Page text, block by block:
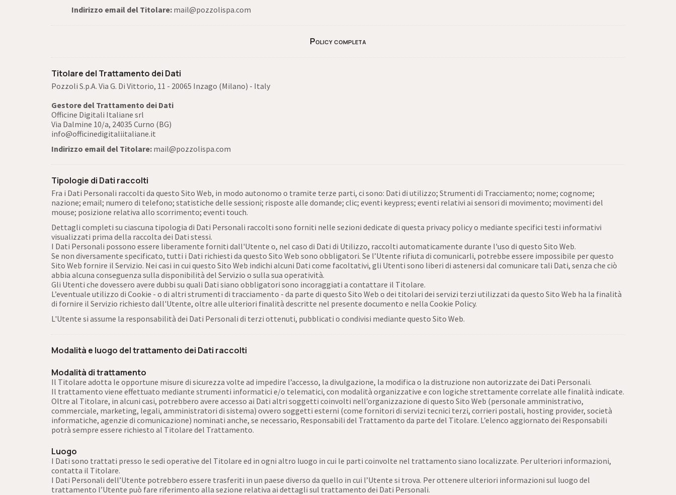
Indirizzo email del Titolare: mail@pozzolispa.com
Policy completa
Titolare del Trattamento dei Dati
Pozzoli S.p.A. Via G. Di Vittorio, 11 - 20065 Inzago (Milano) - Italy
Gestore del Trattamento dei Dati
Officine Digitali Italiane srl
Via Dalmine 10/a, 24035 Curno (BG)
info@officinedigitaliitaliane.it
Indirizzo email del Titolare: mail@pozzolispa.com
Tipologie di Dati raccolti
Fra i Dati Personali raccolti da questo Sito Web, in modo autonomo o tramite terze parti, ci sono: Dati di utilizzo; Strumenti di Tracciamento; nome; cognome;
nazione; email; numero di telefono; statistiche delle sessioni; risposte alle domande; clic; eventi keypress; eventi relativi ai sensori di movimento; movimenti del
mouse; posizione relativa allo scorrimento; eventi touch.
Dettagli completi su ciascuna tipologia di Dati Personali raccolti sono forniti nelle sezioni dedicate di questa privacy policy o mediante specifici testi informativi
visualizzati prima della raccolta dei Dati stessi.
I Dati Personali possono essere liberamente forniti dall'Utente o, nel caso di Dati di Utilizzo, raccolti automaticamente durante l'uso di questo Sito Web.
Se non diversamente specificato, tutti i Dati richiesti da questo Sito Web sono obbligatori. Se l’Utente rifiuta di comunicarli, potrebbe essere impossibile per questo
Sito Web fornire il Servizio. Nei casi in cui questo Sito Web indichi alcuni Dati come facoltativi, gli Utenti sono liberi di astenersi dal comunicare tali Dati, senza che ciò
abbia alcuna conseguenza sulla disponibilità del Servizio o sulla sua operatività.
Gli Utenti che dovessero avere dubbi su quali Dati siano obbligatori sono incoraggiati a contattare il Titolare.
L’eventuale utilizzo di Cookie - o di altri strumenti di tracciamento - da parte di questo Sito Web o dei titolari dei servizi terzi utilizzati da questo Sito Web ha la finalità
di fornire il Servizio richiesto dall'Utente, oltre alle ulteriori finalità descritte nel presente documento e nella Cookie Policy.
L'Utente si assume la responsabilità dei Dati Personali di terzi ottenuti, pubblicati o condivisi mediante questo Sito Web.
Modalità e luogo del trattamento dei Dati raccolti
Modalità di trattamento
Il Titolare adotta le opportune misure di sicurezza volte ad impedire l’accesso, la divulgazione, la modifica o la distruzione non autorizzate dei Dati Personali.
Il trattamento viene effettuato mediante strumenti informatici e/o telematici, con modalità organizzative e con logiche strettamente correlate alle finalità indicate.
Oltre al Titolare, in alcuni casi, potrebbero avere accesso ai Dati altri soggetti coinvolti nell’organizzazione di questo Sito Web (personale amministrativo,
commerciale, marketing, legali, amministratori di sistema) ovvero soggetti esterni (come fornitori di servizi tecnici terzi, corrieri postali, hosting provider, società
informatiche, agenzie di comunicazione) nominati anche, se necessario, Responsabili del Trattamento da parte del Titolare. L’elenco aggiornato dei Responsabili
potrà sempre essere richiesto al Titolare del Trattamento.
Luogo
I Dati sono trattati presso le sedi operative del Titolare ed in ogni altro luogo in cui le parti coinvolte nel trattamento siano localizzate. Per ulteriori informazioni,
contatta il Titolare.
I Dati Personali dell’Utente potrebbero essere trasferiti in un paese diverso da quello in cui l’Utente si trova. Per ottenere ulteriori informazioni sul luogo del
trattamento l’Utente può fare riferimento alla sezione relativa ai dettagli sul trattamento dei Dati Personali.